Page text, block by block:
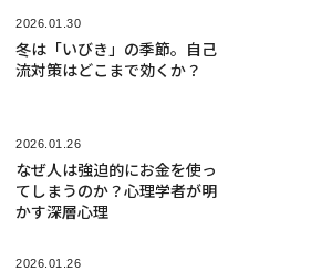
2026.01.30
冬は「いびき」の季節。自己
流対策はどこまで効くか？
2026.01.26
なぜ人は強迫的にお金を使っ
てしまうのか？心理学者が明
かす深層心理
2026.01.26